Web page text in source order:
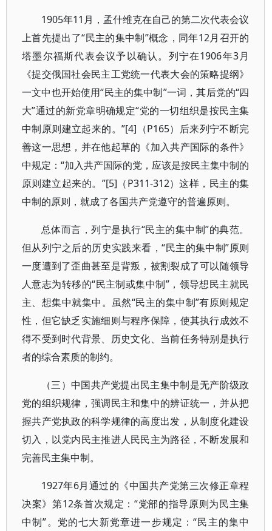
1905年11月，孟什维克在自己的第二次代表会议
上首先提出了“民主的集中制”概念，同年12月召开的
塔墨尔福斯代表会议予以确认。列宁在1906年3月
《提交俄国社会民主工党统一代表大会的策略提纲》
一文中也开始使用“民主的集中制”一词，其后党的“四
大”通过的新党章明确规定“党的一切组织是按民主集
中制原则建立起来的。”[4]（P165）后来列宁不断完
善这一思想，并在他起草的《加入共产国际的条件》
中规定：“加入共产国际的党，应该是按民主集中制的
原则建立起来的。”[5]（P311-312）这样，民主的集
中制的原则，就成了各国共产党遵守的普遍原则。
总体而言，列宁是执行“民主的集中制”的典范。
但从列宁之后的历史实践来看，“民主的集中制”原则
一度遭到了歪曲甚至是背叛，被割裂成了可以随领导
人意志为转移的“民主制或集中制”，领导想民主就民
主、想集中就集中。虽然“民主的集中制”有原则规定
性，但它缺乏实施细则与程序保障，使其执行成效不
得不受到时代背景、历史文化、当前任务特别是执行
者的综合素质的制约。
（三）中国共产党提出民主集中制是无产阶级政
党的组织规律，强调民主和集中的辨证统一，并从把
握共产党执政的科学规律的高度出发，从制度化建设
切入，以党内民主推进人民民主为路径，不断发展和
完善民主集中制。
1927年6月通过的《中国共产党第三次修正章程
决案》第12条首次规定：“党部的指导原则为民主集
中制”。党的七大新党章进一步规定：“民主的集中